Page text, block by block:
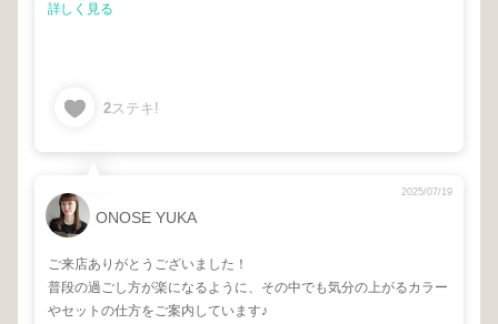
詳しく見る
2ステキ!
ONOSE YUKA
2025/07/19
ご来店ありがとうございました！
普段の過ごし方が楽になるように、その中でも気分の上がるカラー
やセットの仕方をご案内しています♪